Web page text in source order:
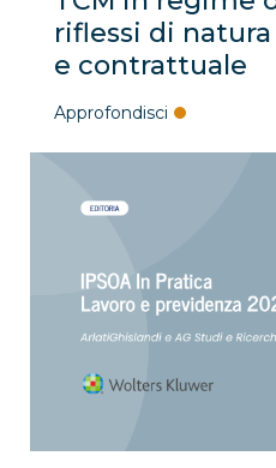
riflessi di
e contrattuale
Approfondisci